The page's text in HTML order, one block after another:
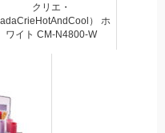
クリエ・
） ホ
ワイト CM-N4800-W